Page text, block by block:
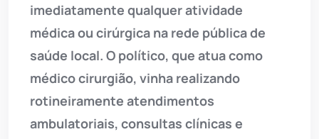
imediatamente qualquer atividade
médica ou cirúrgica na rede pública de
saúde local. O político, que atua como
médico cirurgião, vinha realizando
rotineiramente atendimentos
ambulatoriais, consultas clínicas e